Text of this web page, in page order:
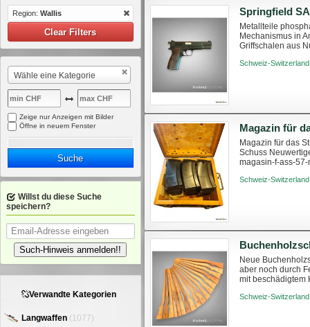
Metallteile
Mechanismus in
Griffschalen aus
Schweiz-
Magazin für
Magazin für das
Schuss
magasin-f-ass-
Schweiz-
Neue
aber noch durch
mit beschädigtem
Schweiz-
Region: Wallis
Clear Filters
Wähle eine Kategorie
Zeige nur Anzeigen mit Bilder
Öffne in neuem Fenster
Suche
Willst du diese Suche
speichern?
Such-Hinweis anmelden!!
Verwandte Kategorien
Langwaffen (1077)